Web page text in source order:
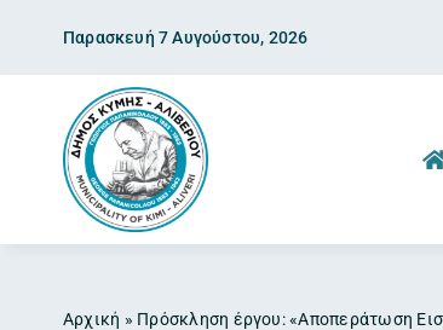
content
Παρασκευή 7 Αυγούστου, 2026
Αρχική » Πρόσκληση έργου: «Αποπεράτωση